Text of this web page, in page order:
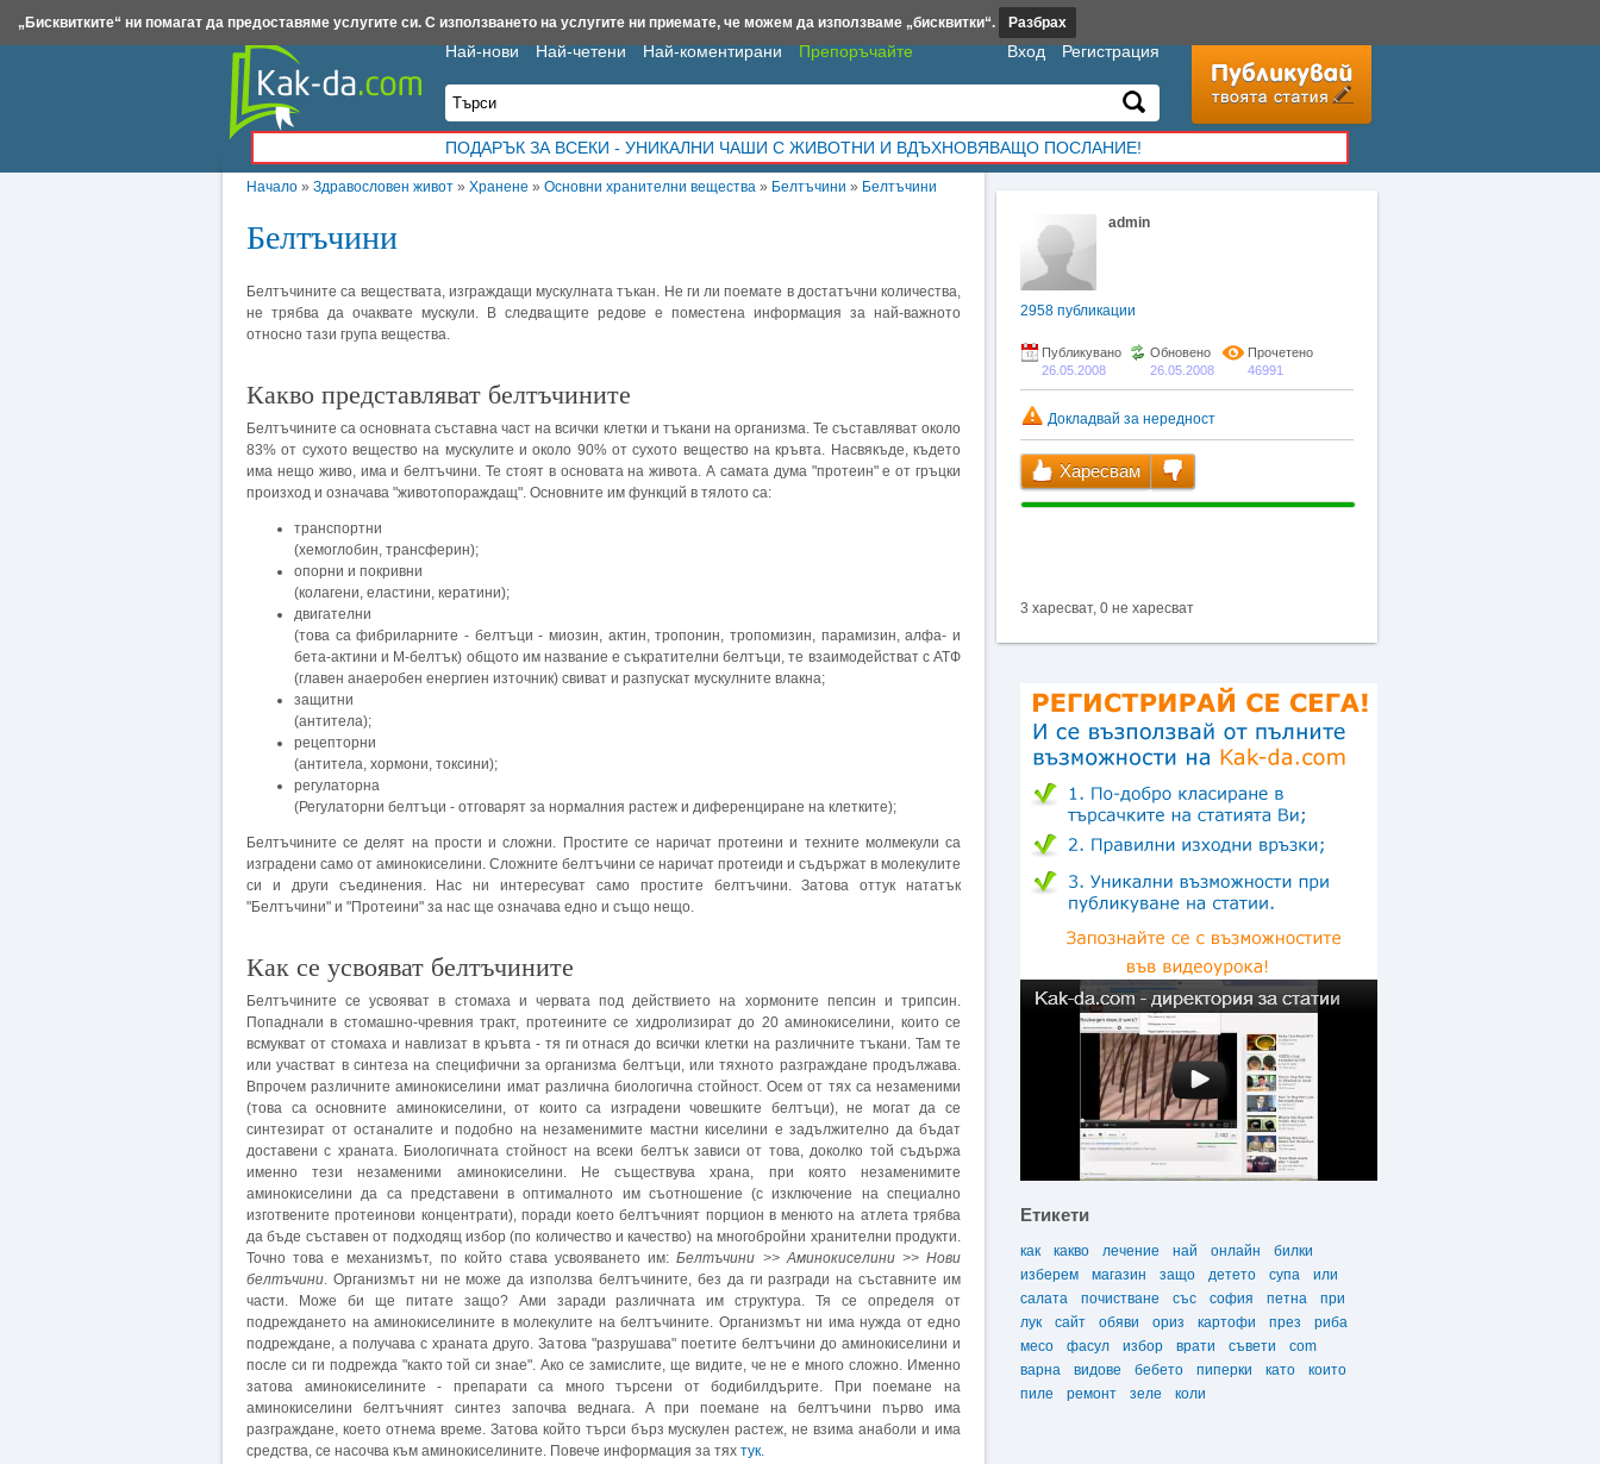
Начало » Здравословен живот » Хранене » Основни хранителни вещества » Белтъчини » Белтъчини
Белтъчини
Белтъчините са веществата, изграждащи мускулната тъкан. Не ги ли поемате в достатъчни количества,
не трябва да очаквате мускули. В следващите редове е поместена информация за най-важното
относно тази група вещества.
Какво представляват белтъчините
Белтъчините са основната съставна част на всички клетки и тъкани на организма. Те съставляват около
83% от сухото вещество на мускулите и около 90% от сухото вещество на кръвта. Насвякъде, където
има нещо живо, има и белтъчини. Те стоят в основата на живота. А самата дума "протеин" е от гръцки
произход и означава "животопораждащ". Основните им функций в тялото са:
транспортни
(хемоглобин, трансферин);
опорни и покривни
(колагени, еластини, кератини);
двигателни
(това са фибриларните - белтъци - миозин, актин, тропонин, тропомизин, парамизин, алфа- и
бета-актини и М-белтък) общото им название е съкратителни белтъци, те взаимодействат с АТФ
(главен анаеробен енергиен източник) свиват и разпускат мускулните влакна;
защитни
(антитела);
рецепторни
(антитела, хормони, токсини);
регулаторна
(Регулаторни белтъци - отговарят за нормалния растеж и диференциране на клетките);
Белтъчините се делят на прости и сложни. Простите се наричат протеини и техните молмекули са
изградени само от аминокиселини. Сложните белтъчини се наричат протеиди и съдържат в молекулите
си и други съединения. Нас ни интересуват само простите белтъчини. Затова оттук нататък
"Белтъчини" и "Протеини" за нас ще означава едно и също нещо.
Как се усвояват белтъчините
Белтъчините се усвояват в стомаха и червата под действието на хормоните пепсин и трипсин.
Попаднали в стомашно-чревния тракт, протеините се хидролизират до 20 аминокиселини, които се
всмукват от стомаха и навлизат в кръвта - тя ги отнася до всички клетки на различните тъкани. Там те
или участват в синтеза на специфични за организма белтъци, или тяхното разграждане продължава.
Впрочем различните аминокиселини имат различна биологична стойност. Осем от тях са незаменими
(това са основните аминокиселини, от които са изградени човешките белтъци), не могат да се
синтезират от останалите и подобно на незаменимите мастни киселини е задължително да бъдат
доставени с храната. Биологичната стойност на всеки белтък зависи от това, доколко той съдържа
именно тези незаменими аминокиселини. Не съществува храна, при която незаменимите
аминокиселини да са представени в оптималното им съотношение (с изключение на специално
изготвените протеинови концентрати), поради което белтъчният порцион в менюто на атлета трябва
да бъде съставен от подходящ избор (по количество и качество) на многобройни хранителни продукти.
Точно това е механизмът, по който става усвояването им:Белтъчини >> Аминокиселини >> Нови
белтъчини. Организмът ни не може да използва белтъчините, без да ги разгради на съставните им
части. Може би ще питате защо? Ами заради различната им структура. Тя се определя от
подреждането на аминокиселините в молекулите на белтъчините. Организмът ни има нужда от едно
подреждане, а получава с храната друго. Затова "разрушава" поетите белтъчини до аминокиселини и
после си ги подрежда "както той си знае". Ако се замислите, ще видите, че не е много сложно. Именно
затова аминокиселините - препарати са много търсени от бодибилдърите. При поемане на
аминокиселини белтъчният синтез започва веднага. А при поемане на белтъчини първо има
разграждане, което отнема време. Затова който търси бърз мускулен растеж, не взима анаболи и има
средства, се насочва към аминокиселините. Повече информация за тях тук.
admin
2958 публикации
Публикувано
26.05.2008
Обновено
26.05.2008
Прочетено
46991
Докладвай за нередност
Харесвам
3 харесват, 0 не харесват
Етикети
как какво лечение най онлайн
билки
изберем
магазин защо детето супа
или
салата
почистване със софия петна
при
лук
сайт обяви ориз картофи през
риба
месо
фасул избор врати съвети
com
варна
видове бебето пиперки като
които
пиле
ремонт зеле коли
Най-нови Най-четени Най-коментирани Препоръчайте Вход Регистрация
ПОДАРЪК ЗА ВСЕКИ - УНИКАЛНИ ЧАШИ С ЖИВОТНИ И ВДЪХНОВЯВАЩО ПОСЛАНИЕ!
Insert.bg Framar.bg Kak-da.com Iztochnik.com BauBau.bg NewAge.bg
„Бисквитките“ ни помагат да предоставяме услугите си. С използването на услугите ни приемате, че можем да използваме „бисквитки“. Разбрах